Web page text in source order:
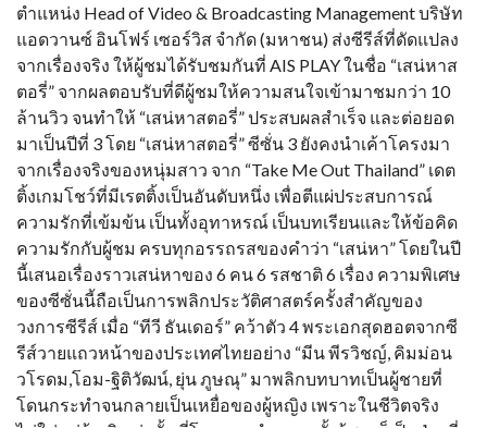
ตำแหน่ง Head of Video & Broadcasting Management บริษัท
แอดวานซ์ อินโฟร์ เซอร์วิส จำกัด (มหาชน) ส่งซีรีส์ที่ดัดแปลง
จากเรื่องจริง ให้ผู้ชมได้รับชมกันที่ AIS PLAY ในชื่อ “เสน่หาส
ตอรี่” จากผลตอบรับที่ดีผู้ชมให้ความสนใจเข้ามาชมกว่า 10
ล้านวิว จนทำให้ “เสน่หาสตอรี่” ประสบผลสำเร็จ และต่อยอด
มาเป็นปีที่ 3 โดย “เสน่หาสตอรี่” ซีซั่น 3 ยังคงนำเค้าโครงมา
จากเรื่องจริงของหนุ่มสาว จาก “Take Me Out Thailand” เดต
ติ้งเกมโชว์ที่มีเรตติ้งเป็นอันดับหนึ่ง เพื่อตีแผ่ประสบการณ์
ความรักที่เข้มข้น เป็นทั้งอุทาหรณ์ เป็นบทเรียนและให้ข้อคิด
ความรักกับผู้ชม ครบทุกอรรถรสของคำว่า “เสน่หา” โดยในปี
นี้เสนอเรื่องราวเสน่หาของ 6 คน 6 รสชาติ 6 เรื่อง ความพิเศษ
ของซีซั่นนี้ถือเป็นการพลิกประวัติศาสตร์ครั้งสำคัญของ
วงการซีรีส์ เมื่อ “ทีวี ธันเดอร์” คว้าตัว 4 พระเอกสุดฮอตจากซี
รีส์วายแถวหน้าของประเทศไทยอย่าง “มีน พีรวิชญ์, คิมม่อน
วโรดม,โอม-ฐิติวัฒน์, ยุ่น ภูษณุ” มาพลิกบทบาทเป็นผู้ชายที่
โดนกระทำจนกลายเป็นเหยื่อของผู้หญิง เพราะในชีวิตจริง